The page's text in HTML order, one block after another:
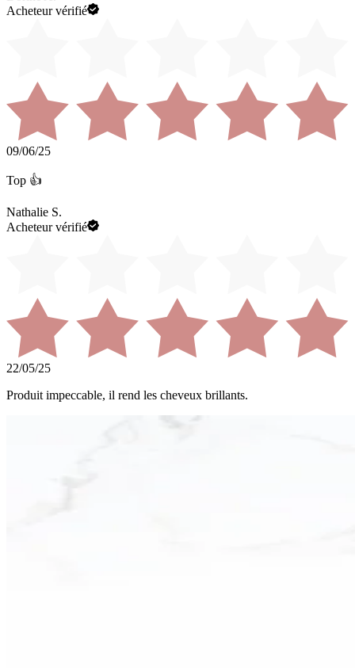
Acheteur vérifié
09/06/25
Top 👍
Nathalie S.
Acheteur vérifié
22/05/25
Produit impeccable, il rend les cheveux brillants.